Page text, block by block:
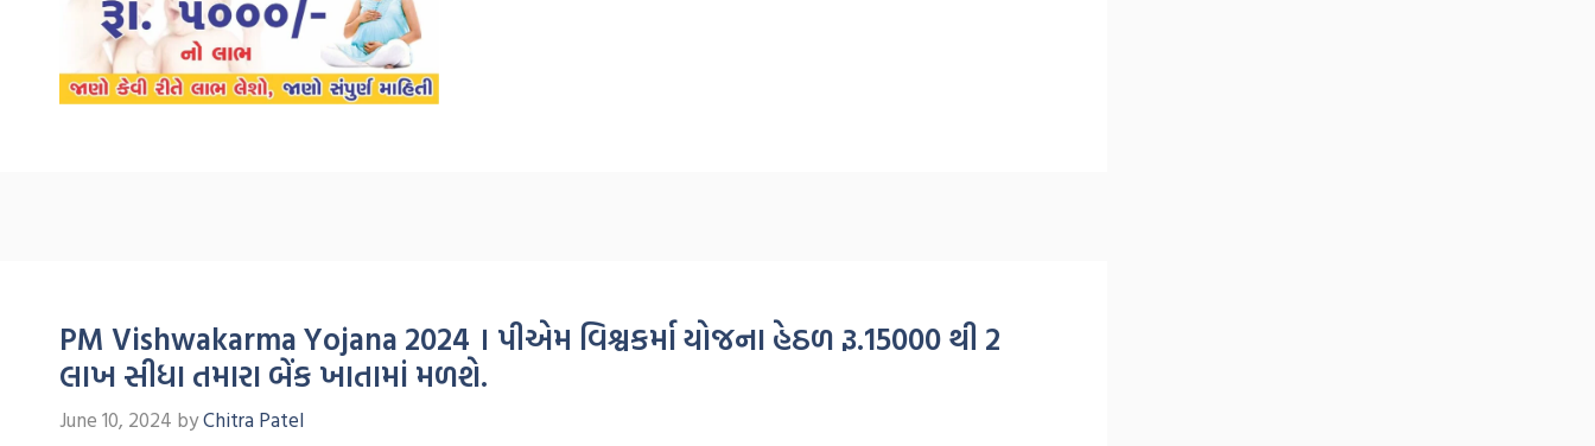
PM Vishwakarma Yojana 2024 । પીએમ વિશ્વકર્મા યોજના હેઠળ રૂ.15000 થી 2
લાખ સીધા તમારા બેંક ખાતામાં મળશે.
June 10, 2024 byChitra Patel